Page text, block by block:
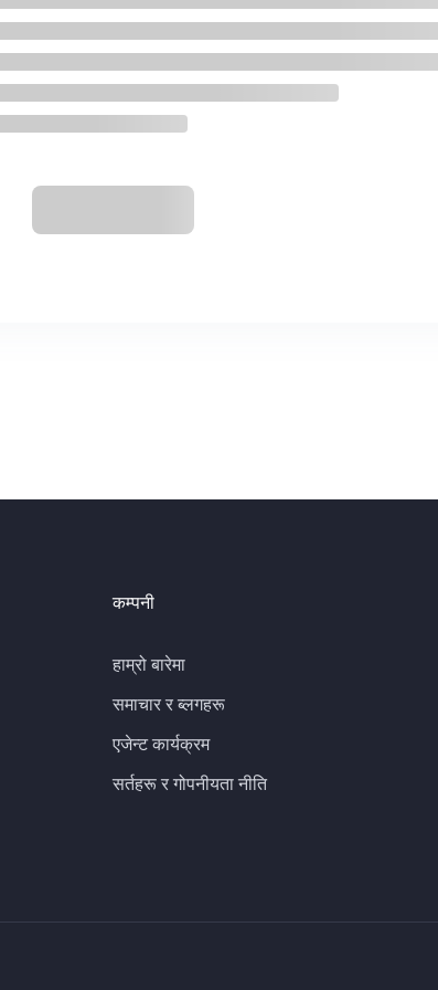
कम्पनी
हाम्रो बारेमा
समाचार र ब्लगहरू
एजेन्ट कार्यक्रम
सर्तहरू र गोपनीयता नीति